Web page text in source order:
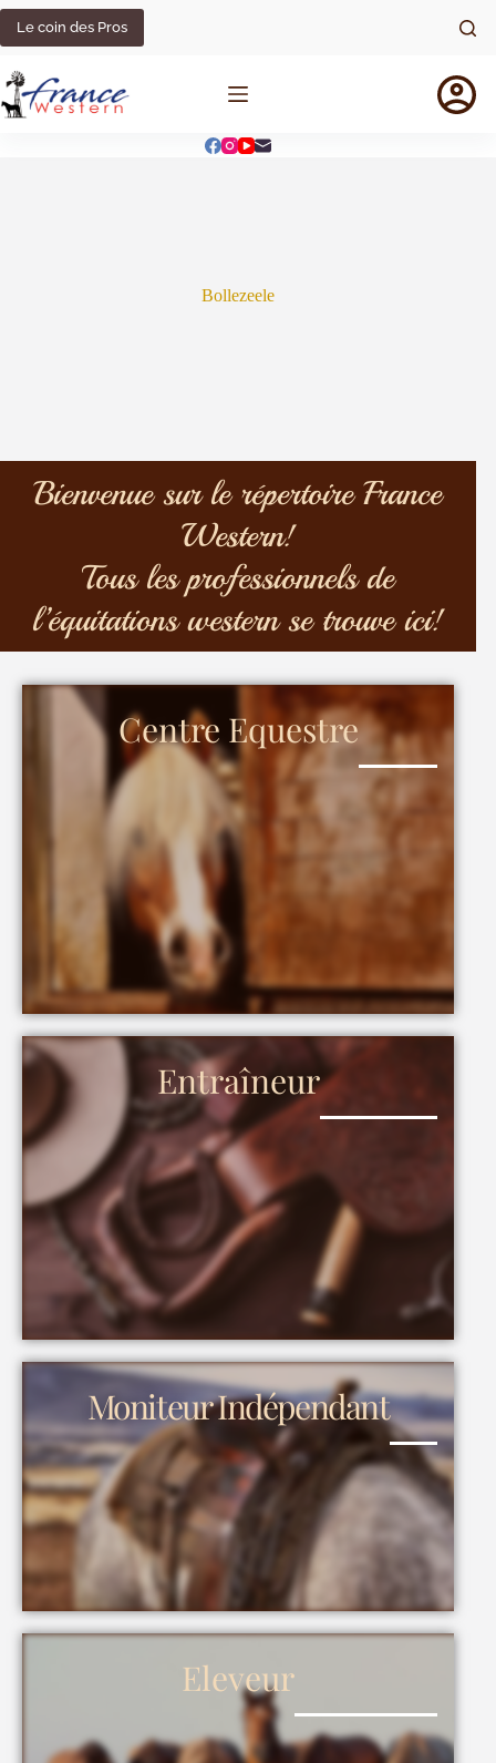
Le coin des Pros
Bollezeele
Bienvenue sur le répertoire France
Western!
Tous les professionnels de
l’équitations western se trouve ici!
Centre Equestre
Entraîneur
Moniteur Indépendant
Eleveur